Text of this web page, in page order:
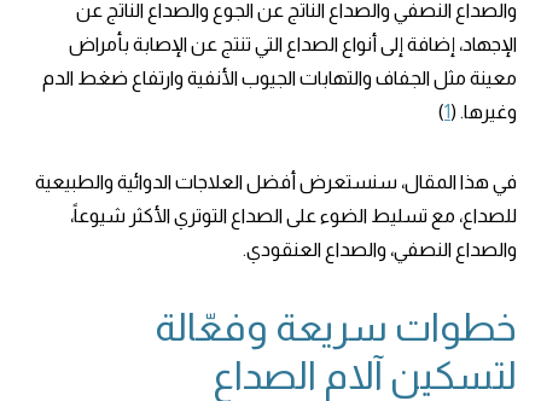
والصداع النصفي والصداع الناتج عن الجوع والصداع الناتج عن
الإجهاد، إضافة إلى أنواع الصداع التي تنتج عن الإصابة بأمراض
معينة مثل الجفاف والتهابات الجيوب الأنفية وارتفاع ضغط الدم
وغيرها. (1
)
في هذا المقال، سنستعرض أفضل العلاجات الدوائية والطبيعية
للصداع، مع تسليط الضوء على الصداع التوتري الأكثر شيوعاً،
والصداع النصفي، والصداع العنقودي.
خطوات سريعة وفعّالة
لتسكين آلام الصداع